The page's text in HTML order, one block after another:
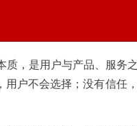
，是用户与产品、服务
户不会选择；没有信任